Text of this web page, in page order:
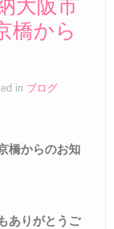
大阪市
橋から
in ブログ
橋からのお知
ありがとうご